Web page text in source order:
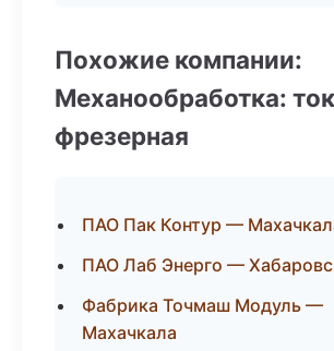
Похожие компании:
Механообработка:
фрезерная
ПАО Пак Контур —
ПАО Лаб Энерго —
Фабрика Точмаш Модуль —
Махачкала